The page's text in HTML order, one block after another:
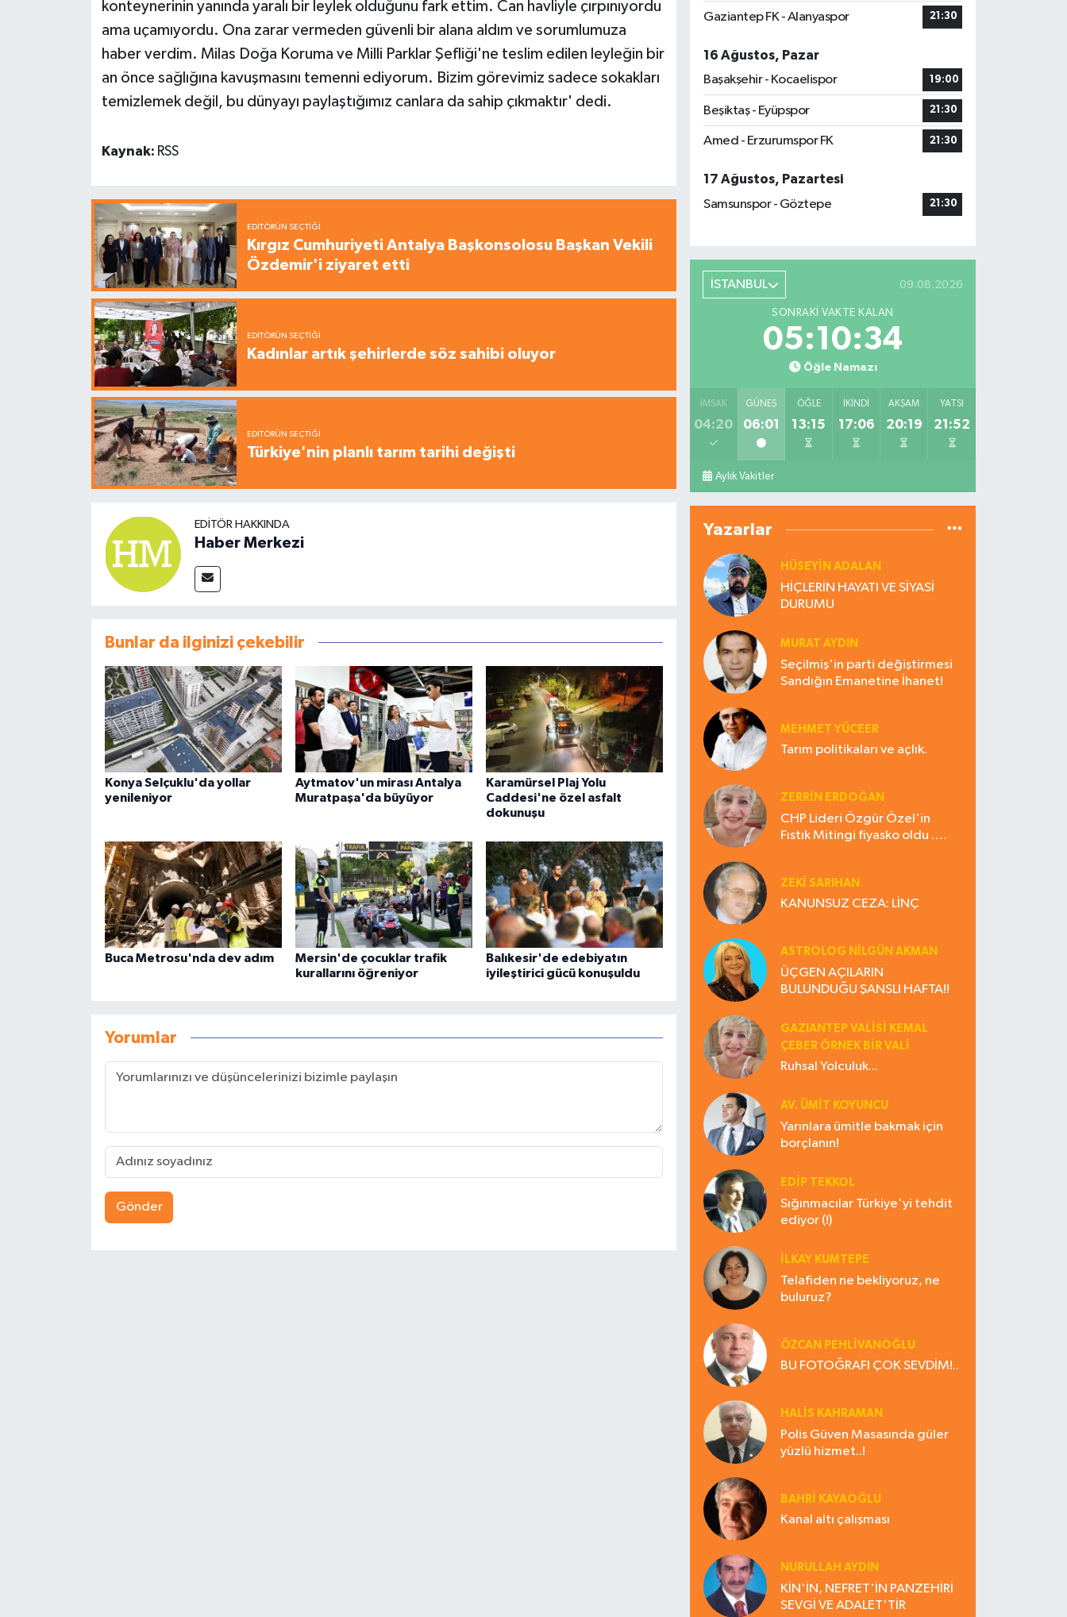
konteynerinin yanında yaralı bir leylek olduğunu fark ettim. Can havliyle çırpınıyordu
ama uçamıyordu. Ona zarar vermeden güvenli bir alana aldım ve sorumlumuza
haber verdim. Milas Doğa Koruma ve Milli Parklar Şefliği'ne teslim edilen leyleğin bir
an önce sağlığına kavuşmasını temenni ediyorum. Bizim görevimiz sadece sokakları
temizlemek değil, bu dünyayı paylaştığımız canlara da sahip çıkmaktır' dedi.
Kaynak: RSS
EDITÖRÜN SEÇTIĞI
Kırgız Cumhuriyeti Antalya Başkonsolosu Başkan Vekili
Özdemir'i ziyaret etti
EDITÖRÜN SEÇTIĞI
Kadınlar artık şehirlerde söz sahibi oluyor
EDITÖRÜN SEÇTIĞI
Türkiye'nin planlı tarım tarihi değişti
EDITÖR HAKKINDA
Haber Merkezi
Bunlar da ilginizi çekebilir
Konya Selçuklu'da yollar
yenileniyor
Aytmatov'un mirası Antalya
Muratpaşa'da büyüyor
Karamürsel Plaj Yolu
Caddesi'ne özel asfalt
dokunuşu
Buca Metrosu'nda dev adım
Mersin'de çocuklar trafik
kurallarını öğreniyor
Balıkesir'de edebiyatın
iyileştirici gücü konuşuldu
Yorumlar
Gönder
Gaziantep FK - Alanyaspor 21:30
16 Ağustos, Pazar
Başakşehir - Kocaelispor
19:00
Beşiktaş - Eyüpspor 21:30
Amed - Erzurumspor FK 21:30
17 Ağustos, Pazartesi
Samsunspor - Göztepe
21:30
İSTANBUL 09.08.2026
SONRAKI VAKTE KALAN
05:10:33
Öğle Namazı
İMSAK
04:20
GÜNEŞ
06:01
ÖĞLE
13:15
İKINDI
17:06
AKŞAM
20:19
YATSI
21:52
Aylık Vakitler
Yazarlar
HÜSEYIN ADALAN
HİÇLERİN HAYATI VE SİYASİ
DURUMU
MURAT AYDIN
Seçilmiş'in parti değiştirmesi
Sandığın Emanetine İhanet!
MEHMET YÜCEER
Tarım politikaları ve açlık.
ZERRIN ERDOĞAN
CHP Lideri Özgür Özel'in
Fıstık Mitingi fiyasko oldu .
ZEKI SARIHAN
KANUNSUZ CEZA: LİNÇ
ASTROLOG NILGÜN AKMAN
ÜÇGEN AÇILARIN
BULUNDUĞU ŞANSLI HAFTA!!
GAZIANTEP VALISI KEMAL
ÇEBER ÖRNEK BİR VALİ
Ruhsal Yolculuk...
AV. ÜMIT KOYUNCU
Yarınlara ümitle bakmak için
borçlanın!
EDIP TEKKOL
Sığınmacılar Türkiye'yi tehdit
ediyor (!)
İLKAY KUMTEPE
Telafiden ne bekliyoruz, ne
buluruz?
ÖZCAN PEHLİVANOĞLU
BU FOTOĞRAFI ÇOK SEVDİM!..
HALIS KAHRAMAN
Polis Güven Masasında güler
yüzlü hizmet..!
BAHRI KAYAOĞLU
Kanal altı çalışması
NURULLAH AYDIN
KİN'İN, NEFRET'İN PANZEHİRİ
SEVGİ VE ADALET'TİR